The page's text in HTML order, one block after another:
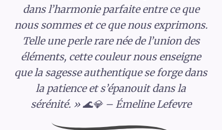
dans l’harmonie parfaite entre ce que
nous sommes et ce que nous exprimons.
Telle une perle rare née de l’union des
éléments, cette couleur nous enseigne
que la sagesse authentique se forge dans
la patience et s’épanouit dans la
sérénité. » 🌊💎 – Émeline Lefevre